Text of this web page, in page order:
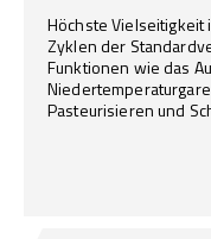
Höchste Vielseitigkeit
Zyklen der
Funktionen wie das
Pasteurisieren und